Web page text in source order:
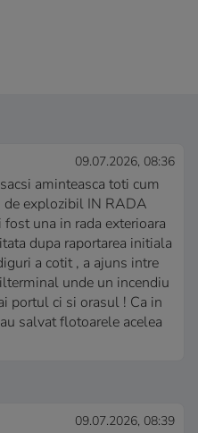
09.07.2026, 08:36
aminteasca toti cum
de explozibil IN RADA
una in rada exterioara
dupa raportarea initiala
a cotit , a ajuns intre
unde un incendiu
portul ci si orasul ! Ca in
salvat flotoarele acelea
09.07.2026, 08:39